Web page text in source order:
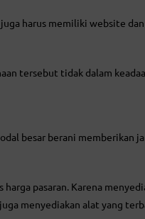
juga harus memiliki website
tersebut tidak dalam
besar berani memberikan
pasaran. Karena
menyediakan alat yang